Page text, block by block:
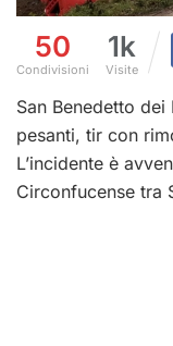
50
Condivisioni
1k
Visite
San Benedetto
pesanti, tir con
L’incidente è
Circonfucense tra